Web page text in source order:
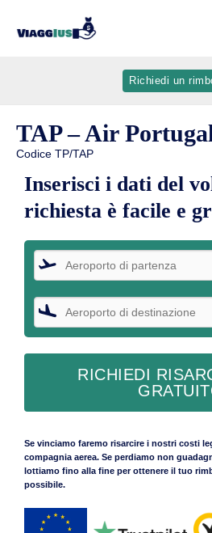
Richiedi un
TAP – Air
Codice TP/TAP
Inserisci i dati del
richiesta è facile e
RICHIEDI
Se vinciamo faremo risarcire i nostri costi
compagnia aerea. Se perdiamo non
lottiamo fino alla fine per ottenere il tuo
possibile.